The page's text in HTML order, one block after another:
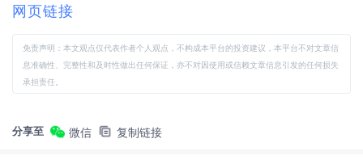
网页链接
免责声明：本文观点仅代表作者个人观点，不构成本平台的投资建议，本平台不对文章信
息准确性、完整性和及时性做出任何保证，亦不对因使用或信赖文章信息引发的任何损失
承担责任。
分享至 微信 复制链接